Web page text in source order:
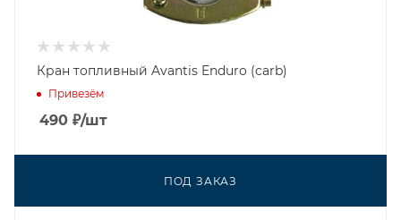
Кран топливный Avantis Enduro (carb)
Привезём
490 ₽/шт
ПОД ЗАКАЗ